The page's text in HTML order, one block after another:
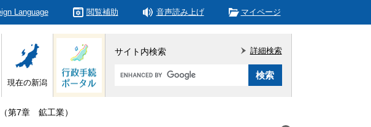
Language 閲覧補助 音声読み上げ マイページ
現在の新潟
サイト内検索
Google
詳細検索
7章 鉱工業）